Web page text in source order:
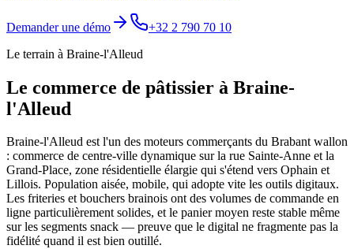
Demander une démo
+32 2 790 70 10
Le terrain à Braine-l'Alleud
Le commerce de pâtissier à Braine-
l'Alleud
Braine-l'Alleud est l'un des moteurs commerçants du Brabant wallon
: commerce de centre-ville dynamique sur la rue Sainte-Anne et la
Grand-Place, zone résidentielle élargie qui s'étend vers Ophain et
Lillois. Population aisée, mobile, qui adopte vite les outils digitaux.
Les friteries et bouchers brainois ont des volumes de commande en
ligne particulièrement solides, et le panier moyen reste stable même
sur les segments snack — preuve que le digital ne fragmente pas la
fidélité quand il est bien outillé.